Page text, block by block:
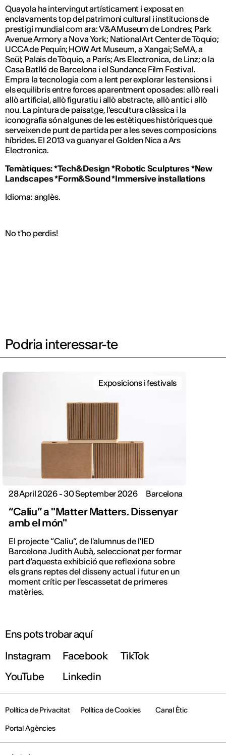
Quayola ha intervingut artísticament i exposat en
enclavaments top del patrimoni cultural i institucions de
prestigi mundial com ara: V&A Museum de Londres; Park
Avenue Armory a Nova York; National Art Center de Tòquio;
UCCA de Pequín; HOW Art Museum, a Xangai; SeMA, a
Seül; Palais de Tòquio, a París; Ars Electronica, de Linz; o la
Casa Batlló de Barcelona i el Sundance Film Festival.
Empra la tecnologia com a lent per explorar les tensions i
els equilibris entre forces aparentment oposades: allò real i
allò artificial, allò figuratiu i allò abstracte, allò antic i allò
nou. La pintura de paisatge, l'escultura clàssica i la
iconografia són algunes de les estètiques històriques que
serveixen de punt de partida per a les seves composicions
híbrides. El 2013 va guanyar el Golden Nica a Ars
Electronica.
Temàtiques: *Tech&Design *Robotic Sculptures *New
Landscapes *Form&Sound *Immersive installations
Idioma: anglès.
No t'ho perdis!
Podria interessar-te
Exposicions i festivals
28 April 2026 - 30 September 2026 Barcelona
“Caliu” a "Matter Matters. Dissenyar
amb el món"
El projecte “Caliu”, de l'alumnus de l'IED
Barcelona Judith Aubà, seleccionat per formar
part d'aquesta exhibició que reflexiona sobre
els grans reptes del disseny actual i futur en un
moment crític per l'escassetat de primeres
matèries.
Ens pots trobar aquí
Instagram
Facebook
TikTok
YouTube
Linkedin
Política de Privacitat Política de Cookies
Canal Ètic
Portal Agències